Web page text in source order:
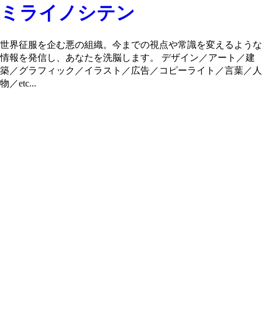
ミライノシテン
世界征服を企む悪の組織。今までの視点や常識を変えるような
情報を発信し、あなたを洗脳します。 デザイン／アート／建
築／グラフィック／イラスト／広告／コピーライト／言葉／人
物／etc...